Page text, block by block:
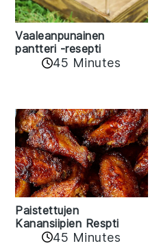
Vaaleanpunainen
pantteri -resepti
45 Minutes
Paistettujen
Kanansiipien Respti
45 Minutes